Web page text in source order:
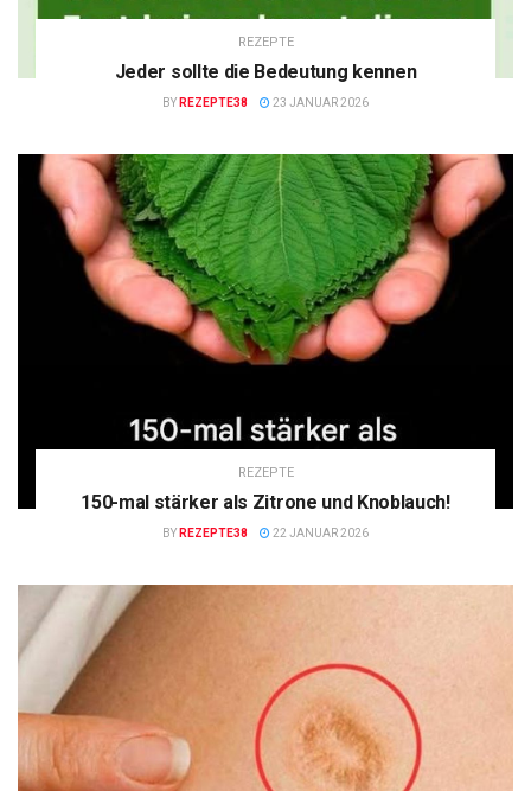
REZEPTE
Jeder sollte die Bedeutung kennen
BY REZEPTE38 23 JANUAR 2026
REZEPTE
150-mal stärker als Zitrone und Knoblauch!
BY REZEPTE38 22 JANUAR 2026